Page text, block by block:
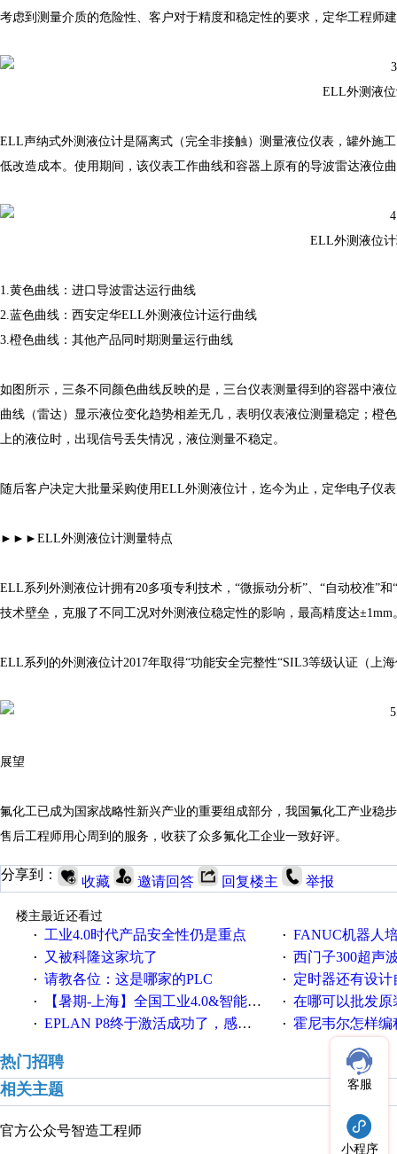
考虑到测量介质的危险性、客户对于精度和稳定性的要求，定华工程师
ELL外测液
ELL声纳式外测液位计是隔离式（完全非接触）测量液位仪表，罐外施
低改造成本。使用期间，该仪表工作曲线和容器上原有的导波雷达液位
ELL外测液位
1.黄色曲线：进口导波雷达运行曲线
2.蓝色曲线：西安定华ELL外测液位计运行曲线
3.橙色曲线：其他产品同时期测量运行曲线
如图所示，三条不同颜色曲线反映的是，三台仪表测量得到的容器中液
曲线（雷达）显示液位变化趋势相差无几，表明仪表液位测量稳定；橙
上的液位时，出现信号丢失情况，液位测量不稳定。
随后客户决定大批量采购使用ELL外测液位计，迄今为止，定华电子仪
►►►ELL外测液位计测量特点
ELL系列外测液位计拥有20多项专利技术，“微振动分析”、“自动校准”
技术壁垒，克服了不同工况对外测液位稳定性的影响，最高精度达±1mm
ELL系列的外测液位计2017年取得“功能安全完整性“SIL3等级认证（上
展望
氟化工已成为国家战略性新兴产业的重要组成部分，我国氟化工产业稳
售后工程师用心周到的服务，收获了众多氟化工企业一致好评。
分享到： 收藏 邀请回答 回复楼主 举报
楼主最近还看过
·
工业4.0时代产品安全性仍是重点 · FANUC机器人
· 又被科隆这家坑了 · 西门子300超声波
· 请教各位：这是哪家的PLC · 定时器还有设
· 【暑期-上海】全国工业4.0&智能制造高级培训班通知！ · 在哪可以批发原装正品
· EPLAN P8终于激活成功了，感谢网上无私的高人！ · 霍尼韦尔怎样编
热门招聘
相关主题
官方公众号智造工程师
客服
小程序